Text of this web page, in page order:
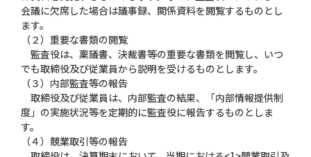
会議に欠席した場合は議事録、関係資料を閲覧するものとし
ます。
（２）重要な書類の閲覧
監査役は、稟議書、決裁書等の重要な書類を閲覧し、いつ
でも取締役及び従業員から説明を受けるものとします。
（３）内部監査等の報告
取締役及び従業員は、内部監査の結果、「内部情報提供制
度」の実施状況等を定期的に監査役に報告するものとしま
す。
（４）競業取引等の報告